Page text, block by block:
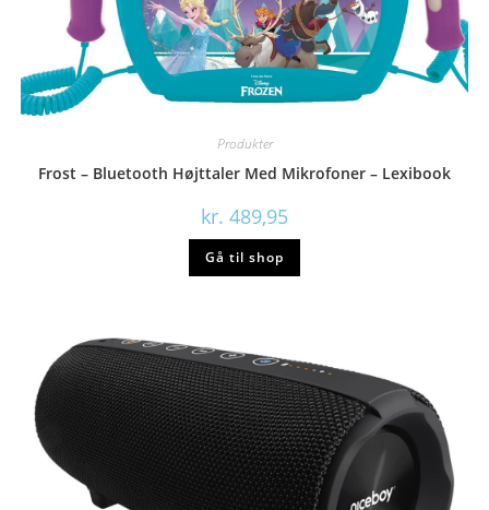
Produkter
Frost – Bluetooth Højttaler Med Mikrofoner – Lexibook
kr. 489,95
Gå til shop